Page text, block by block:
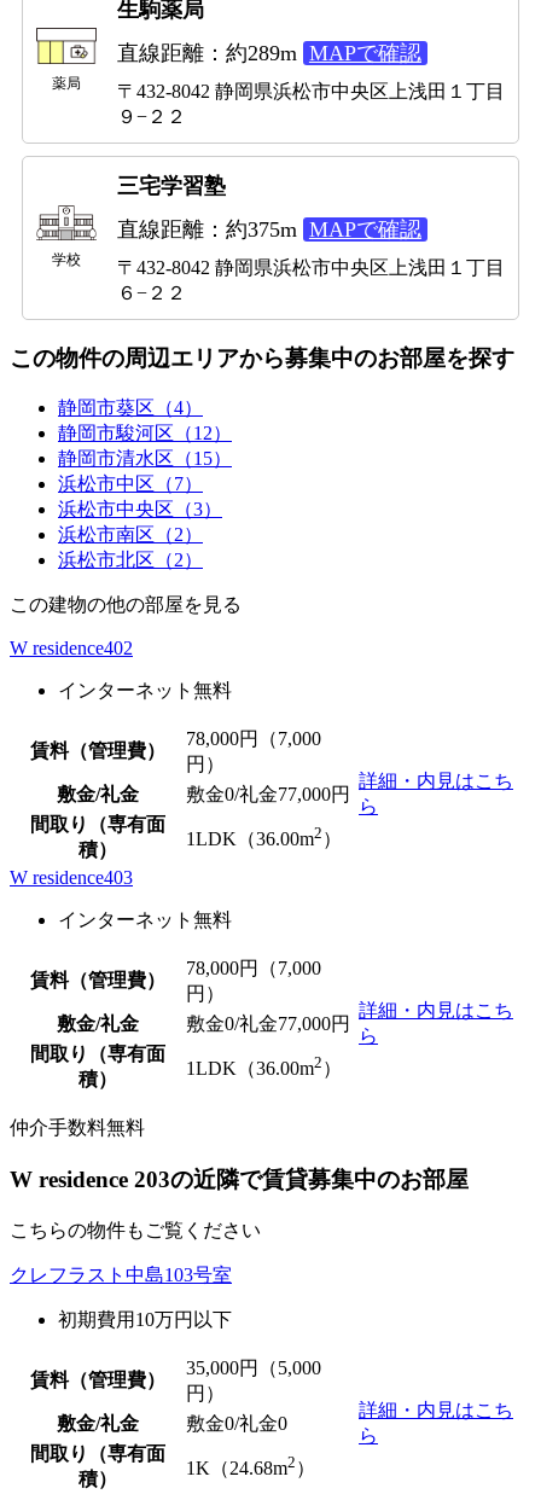
薬局
生駒薬局
直線距離：約289m MAPで確認
〒432-8042 静岡県浜松市中央区上浅田１丁目
９−２２
学校
三宅学習塾
直線距離：約375m MAPで確認
〒432-8042 静岡県浜松市中央区上浅田１丁目
６−２２
この物件の周辺エリアから募集中のお部屋を探す
静岡市葵区（4）
静岡市駿河区（12）
静岡市清水区（15）
浜松市中区（7）
浜松市中央区（3）
浜松市南区（2）
浜松市北区（2）
この建物の他の部屋を見る
W residence402
インターネット無料
賃料（管理費）
78,000円（7,000
円）
詳細・内見はこち
ら
敷金/礼金 敷金0/礼金77,000円
間取り（専有面
積）
1LDK（36.00m2 ）
W residence403
インターネット無料
賃料（管理費）
78,000円（7,000
円）
詳細・内見はこち
ら
敷金/礼金 敷金0/礼金77,000円
間取り（専有面
積）
1LDK（36.00m2 ）
仲介手数料無料
W residence 203の近隣で賃貸募集中のお部屋
こちらの物件もご覧ください
クレフラスト中島103号室
初期費用10万円以下
賃料（管理費）
35,000円（5,000
円）
詳細・内見はこち
ら
敷金/礼金 敷金0/礼金0
間取り（専有面
積）
1K（24.68m2 ）